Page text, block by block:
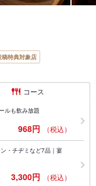
稿特典対象店
コース
ルも飲み放題
968円 （税込）
・チヂミなど7品｜宴
3,300円 （税込）